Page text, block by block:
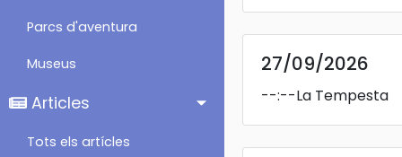
Parcs d'aventura
Museus
Articles
Tots els artícles
27/09/2026
--:--La Tempesta